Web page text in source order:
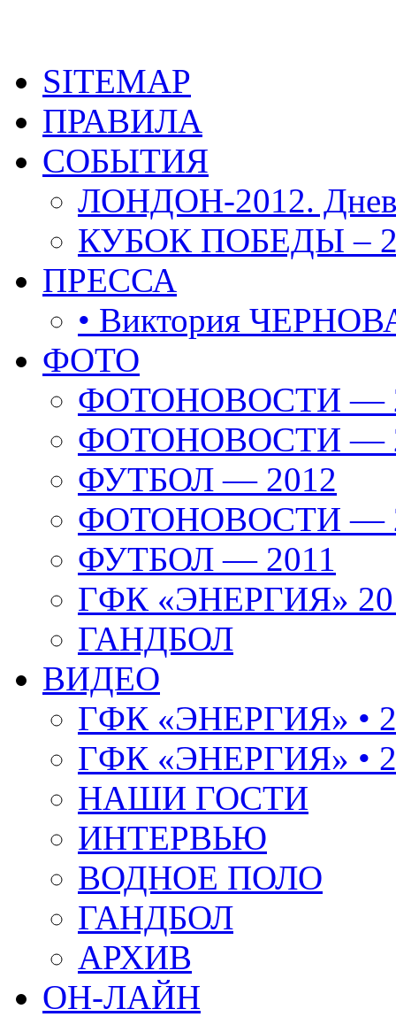
SITEMAP
ПРАВИЛА
СОБЫТИЯ
ЛОНДОН-2012.
КУБОК ПОБЕДЫ –
ПРЕССА
• Виктория
ФОТО
ФОТОНОВОСТИ —
ФОТОНОВОСТИ —
ФУТБОЛ — 2012
ФОТОНОВОСТИ —
ФУТБОЛ — 2011
ГФК «ЭНЕРГИЯ»
ГАНДБОЛ
ВИДЕО
ГФК «ЭНЕРГИЯ» •
ГФК «ЭНЕРГИЯ» •
НАШИ ГОСТИ
ИНТЕРВЬЮ
ВОДНОЕ ПОЛО
ГАНДБОЛ
АРХИВ
ОН-ЛАЙН